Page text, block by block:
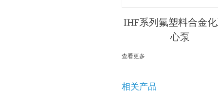
IHF系列氟塑料合金
心泵
查看更多
相关产品